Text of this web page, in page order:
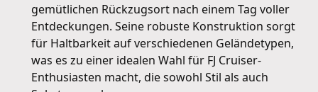
gemütlichen Rückzugsort nach einem Tag voller
Entdeckungen. Seine robuste Konstruktion sorgt
für Haltbarkeit auf verschiedenen Geländetypen,
was es zu einer idealen Wahl für FJ Cruiser-
Enthusiasten macht, die sowohl Stil als auch